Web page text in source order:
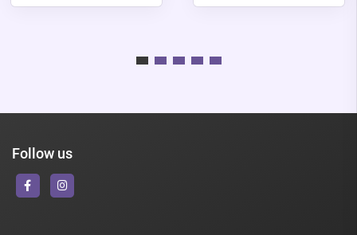
Follow us